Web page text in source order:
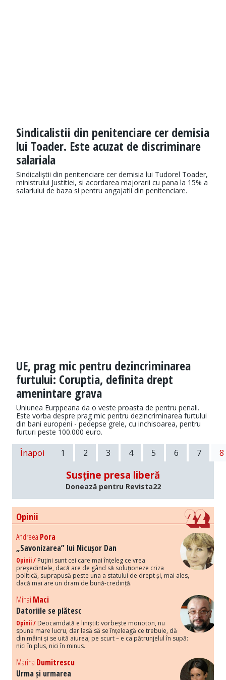
Sindicalistii din penitenciare cer demisia
lui Toader. Este acuzat de discriminare
salariala
Sindicaliştii din penitenciare cer demisia lui Tudorel Toader,
ministrului Justitiei, si acordarea majorarii cu pana la 15% a
salariului de baza si pentru angajatii din penitenciare.
UE, prag mic pentru dezincriminarea
furtului: Coruptia, definita drept
amenintare grava
Uniunea Eurppeana da o veste proasta de pentru penali.
Este vorba despre prag mic pentru dezincriminarea furtului
din bani europeni - pedepse grele, cu inchisoarea, pentru
furturi peste 100.000 euro.
Înapoi 1 2 3 4 5 6 7 8
Susține presa liberă
Donează pentru Revista22
Opinii
Andreea Pora
„Savonizarea” lui Nicușor Dan
Opinii / Puțini sunt cei care mai înțeleg ce vrea
președintele, dacă are de gând să soluționeze criza
politică, suprapusă peste una a statului de drept și, mai ales,
dacă mai are un dram de bună-credință.
Mihai Maci
Datoriile se plătesc
Opinii / Deocamdată e liniștit: vorbește monoton, nu
spune mare lucru, dar lasă să se înțeleagă ce trebuie, dă
din mâini și se uită aiurea; pe scurt – e ca pătrunjelul în supă:
nici în plus, nici în minus.
Marina Dumitrescu
Urma și urmarea